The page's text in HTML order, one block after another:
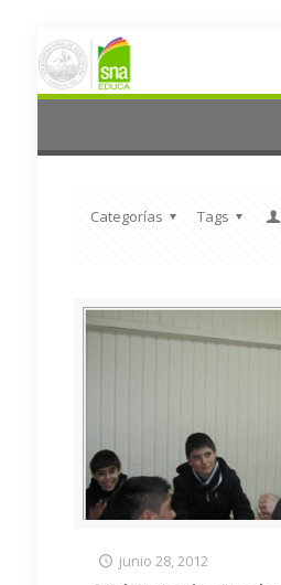
Categorías Tags
junio 28, 2012